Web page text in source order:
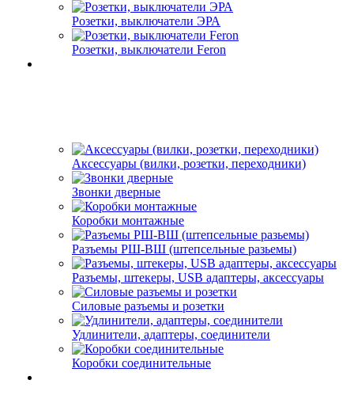
Розетки, выключатели ЭРА
Розетки, выключатели Feron
Аксессуары (вилки, розетки, переходники)
Звонки дверные
Коробки монтажные
Разъемы РШ-ВШ (штепсельные разьемы)
Разъемы, штекеры, USB адаптеры, аксессуары
Силовые разъемы и розетки
Удлинители, адаптеры, соединители
Коробки соединительные